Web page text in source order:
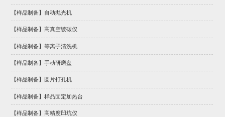
【样品制备】自动抛光机
【样品制备】高真空镀碳仪
【样品制备】等离子清洗机
【样品制备】手动研磨盘
【样品制备】圆片打孔机
【样品制备】样品固定加热台
【样品制备】高精度凹坑仪